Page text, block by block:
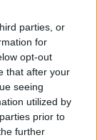
parties, or
for
opt-out
that after your
seeing
utilized by
prior to
further